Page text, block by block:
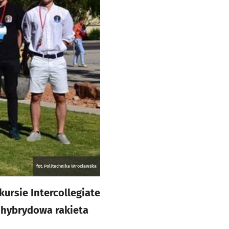
fot. Politechnika Wrocławska
Intercollegiate
rakieta